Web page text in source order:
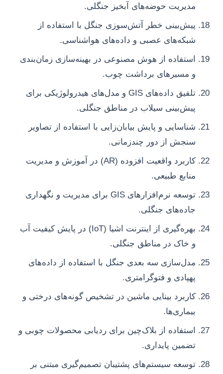
مدیریت حوضه‌های آبخیز جنگلی.
پیش‌بینی خطر آتش‌سوزی جنگل با استفاده از
شبکه‌های عصبی و داده‌های هواشناسی.
استفاده از هوش مصنوعی در بهینه‌سازی زمان‌بندی
و مسیرهای برداشت چوب.
تلفیق داده‌های GIS و مدل‌های هیدرولوژیکی برای
پیش‌بینی سیلاب در مناطق جنگلی.
شناسایی و پایش بیابان‌زایی با استفاده از تصاویر
سنجش از دور چندزمانی.
کاربرد واقعیت افزوده (AR) در آموزش و مدیریت
منابع طبیعی.
توسعه نرم‌افزارهای GIS برای مدیریت و نگهداری
جاده‌های جنگلی.
بهره‌گیری از اینترنت اشیا (IoT) در پایش کیفیت آب
و خاک در مناطق جنگلی.
مدل‌سازی سه بعدی جنگل با استفاده از داده‌های
پهپادی و فتوگرامتری.
کاربرد بینایی ماشین در تشخیص گونه‌های درختی و
بیماری‌ها.
استفاده از بلاک‌چین برای ردیابی محصولات چوبی و
تضمین پایداری.
توسعه سیستم‌های پشتیبان تصمیم‌گیری مبتنی بر